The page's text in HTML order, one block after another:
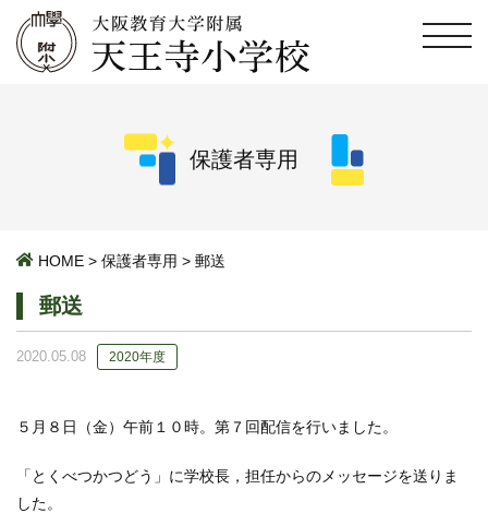
保護者専用
HOME > 保護者専用 > 郵送
郵送
2020.05.08 2020年度
５月８日（金）午前１０時。第７回配信を行いました。
「とくべつかつどう」に学校長，担任からのメッセージを送りま
した。